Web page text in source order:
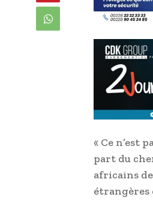
« Ce n’est
part du
africains
étrangères